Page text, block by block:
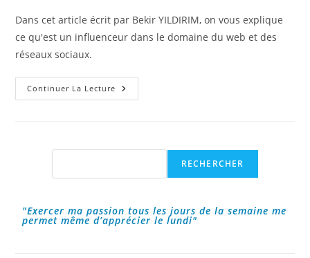
publication :
Dans cet article écrit par Bekir YILDIRIM, on vous explique
ce qu'est un influenceur dans le domaine du web et des
réseaux sociaux.
Continuer La Lecture Qu’est-
Ce
Rechercher
RECHERCHER
"Exercer ma passion tous les jours de la semaine me
permet même d’apprécier le lundi"